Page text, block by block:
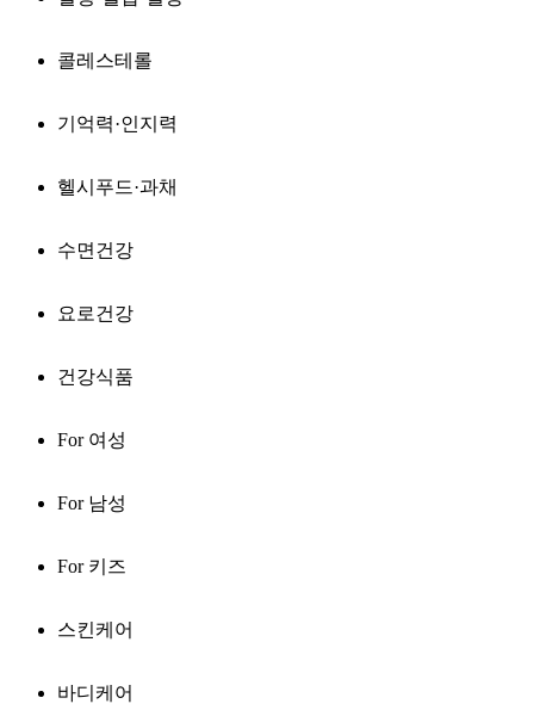
콜레스테롤
기억력·인지력
헬시푸드·과채
수면건강
요로건강
건강식품
For 여성
For 남성
For 키즈
스킨케어
바디케어